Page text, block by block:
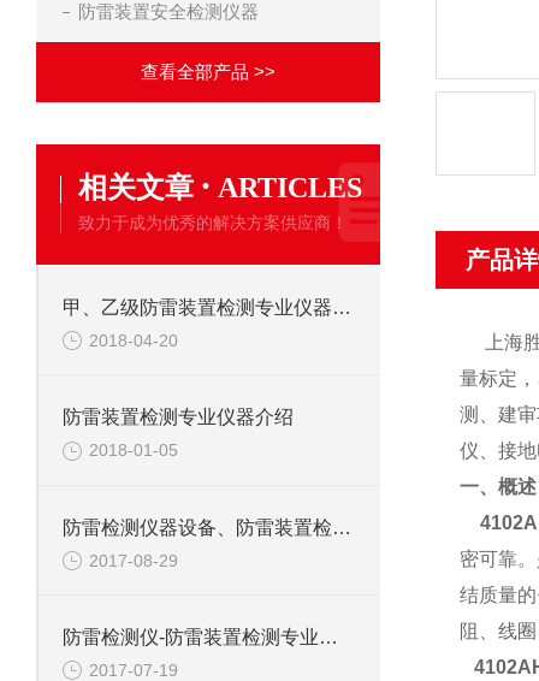
防雷装置安全检测仪器
查看全部产品 >>
相关文章 · ARTICLES
致力于成为优秀的解决方案供应商！
甲、乙级防雷装置检测专业仪器设备
2018-04-20
防雷装置检测专业仪器介绍
2018-01-05
防雷检测仪器设备、防雷装置检测仪器设备-恒蜀电力提供
2017-08-29
防雷检测仪-防雷装置检测专业设备生产厂家
2017-07-19
产品
上海胜
量标定
测、建
仪、接
一、概
密可靠
结质量
阻、线